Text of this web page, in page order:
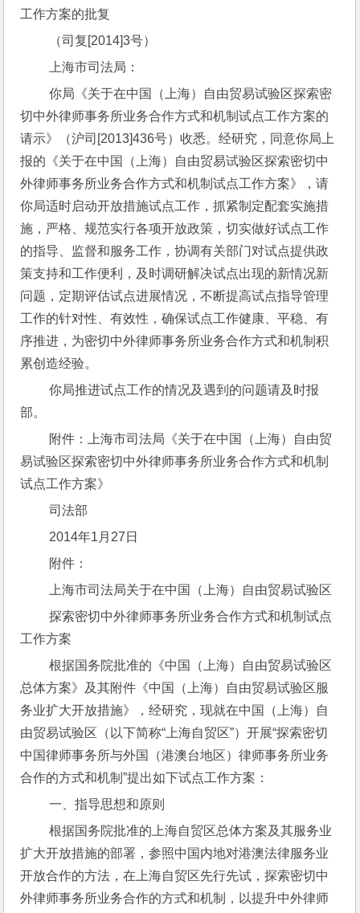
工作方案的批复
（司复[2014]3号）
上海市司法局：
你局《关于在中国（上海）自由贸易试验区探索密
切中外律师事务所业务合作方式和机制试点工作方案的
请示》（沪司[2013]436号）收悉。经研究，同意你局上
报的《关于在中国（上海）自由贸易试验区探索密切中
外律师事务所业务合作方式和机制试点工作方案》，请
你局适时启动开放措施试点工作，抓紧制定配套实施措
施，严格、规范实行各项开放政策，切实做好试点工作
的指导、监督和服务工作，协调有关部门对试点提供政
策支持和工作便利，及时调研解决试点出现的新情况新
问题，定期评估试点进展情况，不断提高试点指导管理
工作的针对性、有效性，确保试点工作健康、平稳、有
序推进，为密切中外律师事务所业务合作方式和机制积
累创造经验。
你局推进试点工作的情况及遇到的问题请及时报
部。
易试验区探索密切中外律师事务所业务合作方式和机制
试点工作方案》
司法部
2014年1月27日
附件：
上海市司法局关于在中国（上海）自由贸易试验区
探索密切中外律师事务所业务合作方式和机制试点
工作方案
根据国务院批准的《中国（上海）自由贸易试验区
总体方案》及其附件《中国（上海）自由贸易试验区服
务业扩大开放措施》，经研究，现就在中国（上海）自
由贸易试验区（以下简称“上海自贸区”）开展“探索密切
中国律师事务所与外国（港澳台地区）律师事务所业务
合作的方式和机制”提出如下试点工作方案：
一、指导思想和原则
根据国务院批准的上海自贸区总体方案及其服务业
扩大开放措施的部署，参照中国内地对港澳法律服务业
开放合作的方法，在上海自贸区先行先试，探索密切中
外律师事务所业务合作的方式和机制，以提升中外律师